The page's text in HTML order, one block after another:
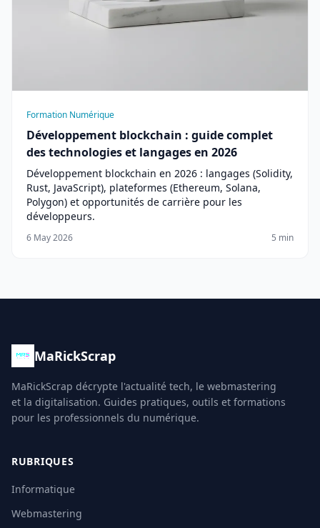
Formation Numérique
Développement blockchain : guide complet
des technologies et langages en 2026
Développement blockchain en 2026 : langages (Solidity,
Rust, JavaScript), plateformes (Ethereum, Solana,
Polygon) et opportunités de carrière pour les
développeurs.
6 May 2026 5 min
MaRickScrap
MaRickScrap décrypte l'actualité tech, le webmastering
et la digitalisation. Guides pratiques, outils et formations
pour les professionnels du numérique.
RUBRIQUES
Informatique
Webmastering